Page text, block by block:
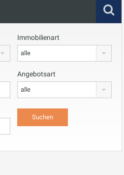
Immobilienart
alle
Angebotsart
alle